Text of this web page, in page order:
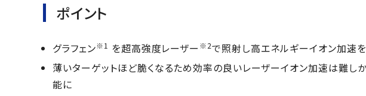
ポイント
グラフェン※1 を超高強度レーザー ※2で照射し高エネルギーイオン加速
薄いターゲットほど脆くなるため効率の良いレーザーイオン加速は難し
能に